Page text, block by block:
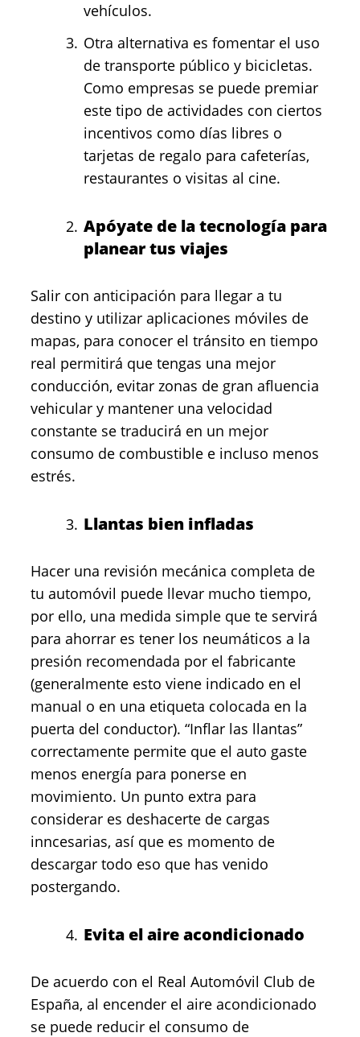
vehículos.
Otra alternativa es fomentar el uso
de transporte público y bicicletas.
Como empresas se puede premiar
este tipo de actividades con ciertos
incentivos como días libres o
tarjetas de regalo para cafeterías,
restaurantes o visitas al cine.
Apóyate de la tecnología para
planear tus viajes
Salir con anticipación para llegar a tu
destino y utilizar aplicaciones móviles de
mapas, para conocer el tránsito en tiempo
real permitirá que tengas una mejor
conducción, evitar zonas de gran afluencia
vehicular y mantener una velocidad
constante se traducirá en un mejor
consumo de combustible e incluso menos
estrés.
Llantas bien infladas
Hacer una revisión mecánica completa de
tu automóvil puede llevar mucho tiempo,
por ello, una medida simple que te servirá
para ahorrar es tener los neumáticos a la
presión recomendada por el fabricante
(generalmente esto viene indicado en el
manual o en una etiqueta colocada en la
puerta del conductor). “Inflar las llantas”
correctamente permite que el auto gaste
menos energía para ponerse en
movimiento. Un punto extra para
considerar es deshacerte de cargas
inncesarias, así que es momento de
descargar todo eso que has venido
postergando.
Evita el aire acondicionado
De acuerdo con el Real Automóvil Club de
España, al encender el aire acondicionado
se puede reducir el consumo de